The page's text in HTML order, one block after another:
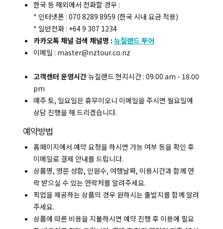
한국 등 해외에서 전화할 경우 :
* 인터넷폰 : 070 8289 8959 (한국 시내 요금 적용)
* 일반전화 : +64 9 307 1234
카카오톡 채널 검색 채널명 : 뉴질랜드 투어
이메일 : master@nztour.co.nz
고객센터 운영시간뉴질랜드 현지시간 : 09.00 am - 18.00
pm
매주 토, 일요일은 휴무이오니 이메일을 주시면 월요일에
상담 진행을 해 드리겠습니다.
예약방법
홈페이지에서 예약 요청을 하시면 가능 여부 등을 확인 후
이메일로 결제 안내를 드립니다.
상품명, 영문 성함, 인원수, 여행날짜, 이용시간과 함께 연
락 받으실 수 있는 연락처를 알려주세요.
픽업을 제공하는 상품의 경우 원하시는 출발지를 함께 알려
주세요.
상품에 따른 비용을 지불하시면 예약 진행 후 이용에 필요